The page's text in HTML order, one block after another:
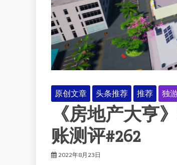
原创文章 头条推荐 推荐 独
《房地产大
账测评#262
2022年8月23日